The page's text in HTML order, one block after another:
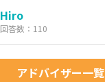
Hiro
回答数：110
アドバイザー一覧